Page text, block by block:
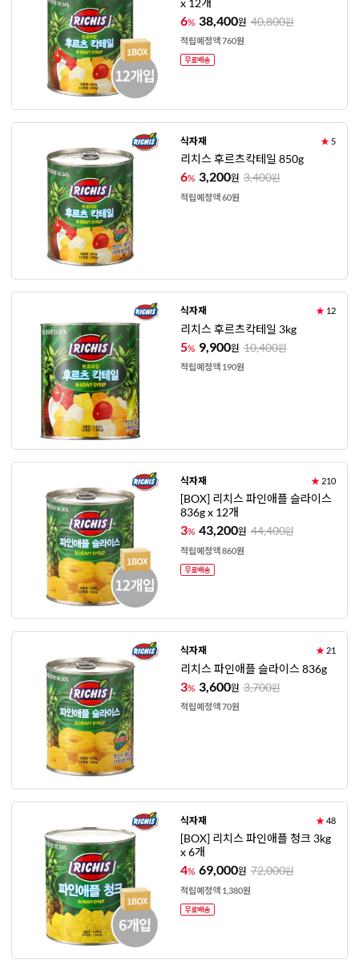
x 12개
6% 38,400원 40,800원
적립예정액 760원
식자재 ★ 5
리치스 후르츠칵테일 850g
6% 3,200원 3,400원
적립예정액 60원
식자재 ★ 12
리치스 후르츠칵테일 3kg
5% 9,900원 10,400원
적립예정액 190원
식자재 ★ 210
[BOX] 리치스 파인애플 슬라이스
836g x 12개
3% 43,200원 44,400원
적립예정액 860원
식자재 ★ 21
리치스 파인애플 슬라이스 836g
3% 3,600원 3,700원
적립예정액 70원
식자재 ★48
[BOX] 리치스 파인애플 청크 3kg
x 6개
4% 69,000원 72,000원
적립예정액 1,380원